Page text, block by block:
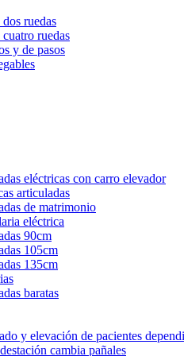
ruedas
ruedas
y de pasos
eléctricas con carro elevador
articuladas
de matrimonio
eléctrica
90cm
105cm
135cm
baratas
y elevación de pacientes
cambia pañales